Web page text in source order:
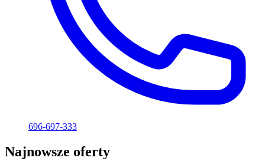
696-697-333
Najnowsze oferty